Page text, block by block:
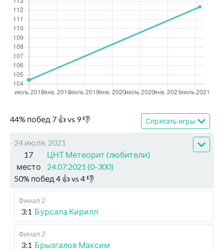
44% побед 7 👍 vs 9👎 Спрятать игры
24 июля, 2021
17
место
ЦНТ Метеорит (любители)
24.07.2021 (0-300)
50% побед 4 👍 vs 4👎
Финал 2
3:1 Бурсала Кирилл
Финал 2
3:1 Брызгалов Максим